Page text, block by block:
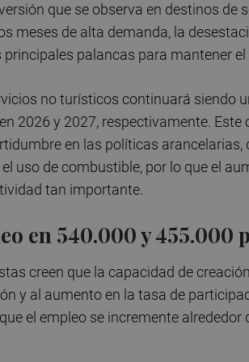
que se observa en destinos de
meses de alta demanda, la
palancas para mantener
no turísticos continuará siendo
2026 y 2027, respectivamente.
en las políticas
uso de combustible, por lo que el
tan importante.
en 540.000 y 455.000
creen que la capacidad de
y al aumento en la tasa de
el empleo se incremente